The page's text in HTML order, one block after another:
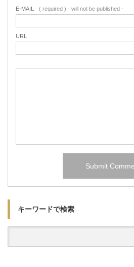
E-MAIL ( required ) - will not be published -
URL
キーワードで検索